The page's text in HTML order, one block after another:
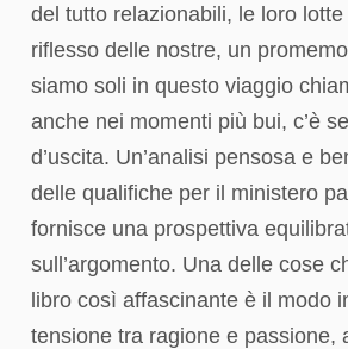
del tutto relazionabili, le loro
riflesso delle nostre, un
siamo soli in questo viaggio
anche nei momenti più bui, c’è
d’uscita. Un’analisi pensosa e
delle qualifiche per il ministero
fornisce una prospettiva
sull’argomento. Una delle cose
libro così affascinante è il modo
tensione tra ragione e passione,